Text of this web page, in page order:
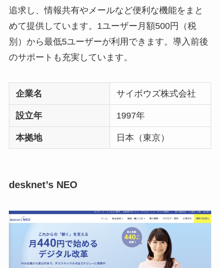
追求し、情報共有やメールなど便利な機能をまと
めて提供しています。1ユーザー月額500円（税
別）から最低5ユーザーが利用できます。導入前後
のサポートも充実しています。
企業名 サイボウズ株式会社
設立年 1997年
本拠地 日本（東京）
desknet’s NEO